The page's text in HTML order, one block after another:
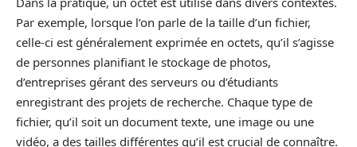
Par exemple, lorsque l’on parle de la taille d’un fichier,
celle-ci est généralement exprimée en octets, qu’il s’agisse
de personnes planifiant le stockage de photos,
d’entreprises gérant des serveurs ou d’étudiants
enregistrant des projets de recherche. Chaque type de
fichier, qu’il soit un document texte, une image ou une
vidéo, a des tailles différentes qu’il est crucial de connaître.